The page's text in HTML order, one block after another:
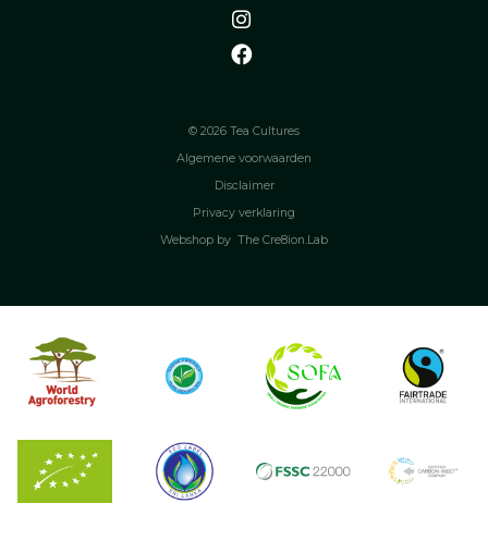
© 2026 Tea Cultures
Algemene voorwaarden
Disclaimer
Privacy verklaring
Webshop by The Cre8ion.Lab